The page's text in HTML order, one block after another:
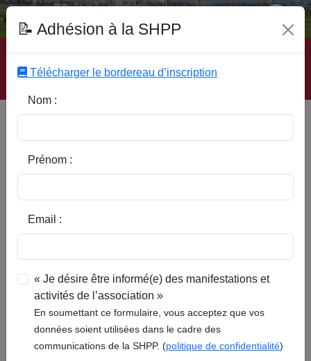
Accueil | Site SHPP | Auteurs | Editeurs | Rubriques |
Sous-Rubriques | Mots-Clefs | Contact
Réinitialiser
📝 Adhésion à la SHPP
Télécharger le bordereau d’inscription
Nom :
Prénom :
Email :
« Je désire être informé(e) des manifestations et
activités de l’association »
En soumettant ce formulaire, vous acceptez que vos
données soient utilisées dans le cadre des
communications de la SHPP. (politique de confidentialité)